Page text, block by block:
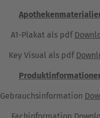
A1-Plakat als pdf
Key Visual als pdf
Gebrauchsinformation